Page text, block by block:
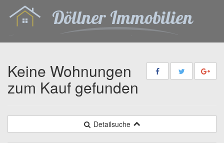
Keine Wohnungen
zum Kauf gefunden
Detailsuche